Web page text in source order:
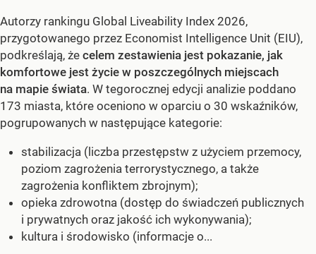
Autorzy rankingu Global Liveability Index 2026,
przygotowanego przez Economist Intelligence Unit (EIU),
podkreślają, że celem zestawienia jest pokazanie, jak
komfortowe jest życie w poszczególnych miejscach
na mapie świata. W tegorocznej edycji analizie poddano
173 miasta, które oceniono w oparciu o 30 wskaźników,
pogrupowanych w następujące kategorie:
stabilizacja (liczba przestępstw z użyciem przemocy,
poziom zagrożenia terrorystycznego, a także
zagrożenia konfliktem zbrojnym);
opieka zdrowotna (dostęp do świadczeń publicznych
i prywatnych oraz jakość ich wykonywania);
kultura i środowisko (informacje o...